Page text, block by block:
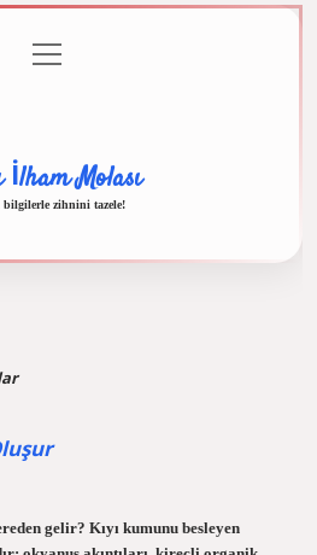
menüyü
aç
İlham Molası
bilgilerle zihnini tazele!
gelir? Kıyı kumunu besleyen